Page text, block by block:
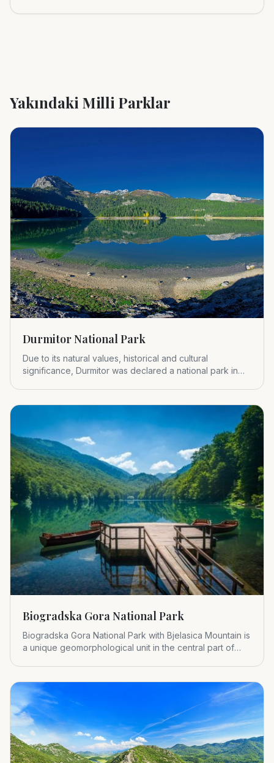
Yakındaki Milli Parklar
Durmitor National Park
Due to its natural values, historical and cultural
significance, Durmitor was declared a national park in
Biogradska Gora National Park
Biogradska Gora National Park with Bjelasica Mountain is
a unique geomorphological unit in the central part of